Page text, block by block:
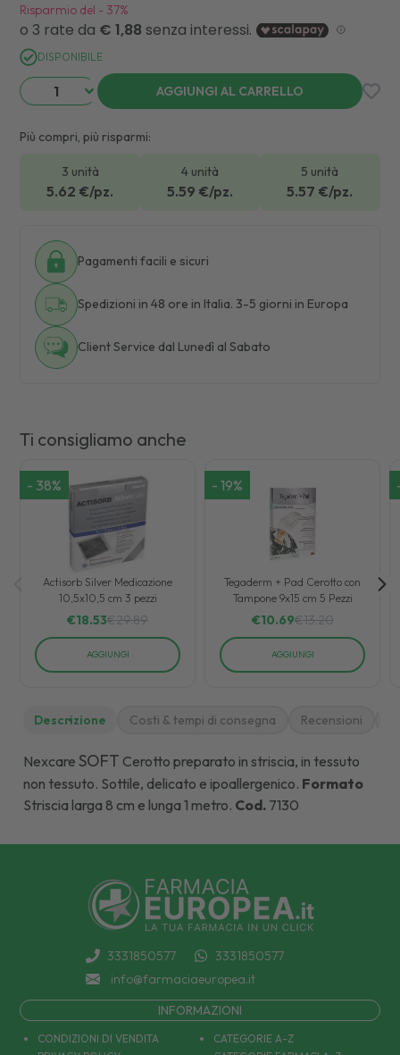
Risparmio del - 37%
DISPONIBILE
AGGIUNGI AL CARRELLO
Più compri, più risparmi:
3 unità
5.62 €/pz.
4 unità
5.59 €/pz.
5 unità
5.57 €/pz.
Pagamenti facili e sicuri
Spedizioni in 48 ore in Italia. 3-5 giorni in Europa
Client Service dal Lunedì al Sabato
Ti consigliamo anche
- 38%
Actisorb Silver Medicazione
10,5x10,5 cm 3 pezzi
€18.53€29.89
AGGIUNGI
- 19%
Tegaderm + Pad Cerotto con
Tampone 9x15 cm 5 Pezzi
€10.69€13.20
AGGIUNGI
Descrizione Costi & tempi di consegna Recensioni
NexcareSOFT Cerotto preparato in striscia, in tessuto
non tessuto. Sottile, delicato e ipoallergenico. Formato
Striscia larga 8 cm e lunga 1 metro. Cod. 7130
3331850577
3331850577
info@farmaciaeuropea.it
INFORMAZIONI
CONDIZIONI DI VENDITA
CATEGORIE A-Z